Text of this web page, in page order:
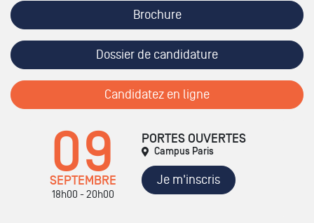
Brochure
Dossier de candidature
Candidatez en ligne
09
SEPTEMBRE
18h00 - 20h00
PORTES OUVERTES
Campus Paris
Je m'inscris